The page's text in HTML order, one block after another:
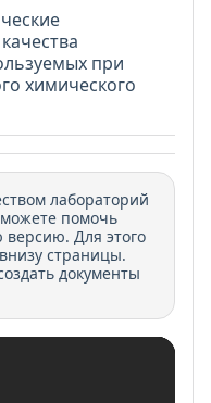
при
химического
лабораторий
помочь
версию. Для этого
страницы.
документы